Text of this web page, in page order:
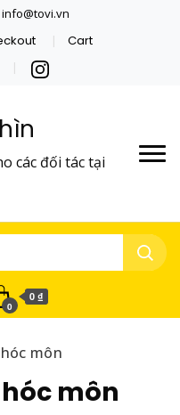
info@tovi.vn
Cart
các đối tác tại
0
0 ₫
môn
môn